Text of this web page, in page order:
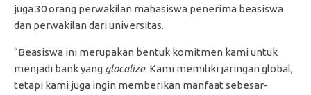
juga 30 orang perwakilan mahasiswa penerima beasiswa
dan perwakilan dari universitas.
“Beasiswa ini merupakan bentuk komitmen kami untuk
menjadi bank yang glocalize. Kami memiliki jaringan global,
tetapi kami juga ingin memberikan manfaat sebesar-